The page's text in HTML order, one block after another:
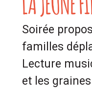
Soirée
familles
Lecture
et les graines